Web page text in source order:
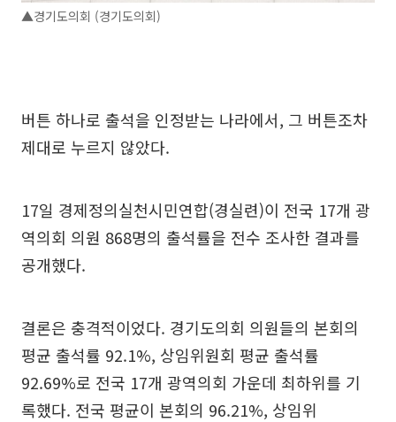
▲경기도의회 (경기도의회)
버튼 하나로 출석을 인정받는 나라에서, 그 버튼조차
제대로 누르지 않았다.
17일 경제정의실천시민연합(경실련)이 전국 17개 광
역의회 의원 868명의 출석률을 전수 조사한 결과를
공개했다.
결론은 충격적이었다. 경기도의회 의원들의 본회의
평균 출석률 92.1%, 상임위원회 평균 출석률
92.69%로 전국 17개 광역의회 가운데 최하위를 기
록했다. 전국 평균이 본회의 96.21%, 상임위